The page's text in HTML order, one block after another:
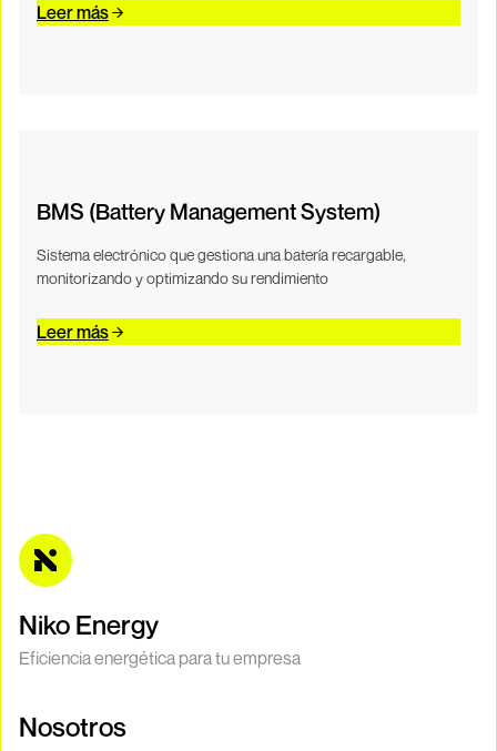
Leer más
BMS (Battery Management System)
Sistema electrónico que gestiona una batería recargable,
monitorizando y optimizando su rendimiento
Leer más
Niko Energy
Eficiencia energética para tu empresa
Nosotros